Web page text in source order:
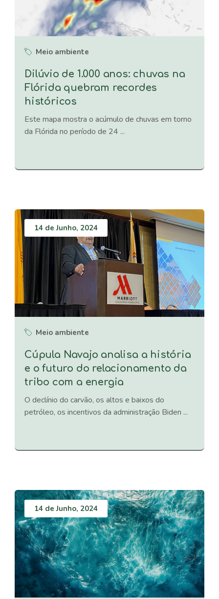
Meio ambiente
Dilúvio de 1.000 anos: chuvas na
Flórida quebram recordes
históricos
Este mapa mostra o acúmulo de chuvas em torno
da Flórida no período de 24 ...
14 de Junho, 2024
Meio ambiente
Cúpula Navajo analisa a história
e o futuro do relacionamento da
tribo com a energia
O declínio do carvão, os altos e baixos do
petróleo, os incentivos da administração Biden ...
14 de Junho, 2024